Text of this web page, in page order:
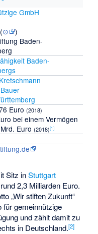
GmbH
⊙ )
Baden-
Baden-
Euro (2018)
bei einem Vermögen
Euro (2018)[1]
Sitz inStuttgart
2,3 Milliarden Euro.
„Wir stiften Zukunft“
für gemeinnützige
und zählt damit zu
in Deutschland.[2]